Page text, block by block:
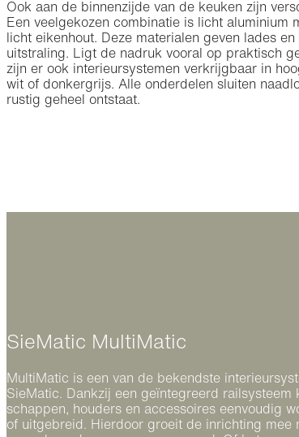
Ook aan de binnenzijde van de keuken zijn
Een veelgekozen combinatie is licht aluminium
licht eikenhout. Deze materialen geven lades
uitstraling. Ligt de nadruk vooral op praktisch
zijn er ook interieursystemen verkrijgbaar in
wit of donkergrijs. Alle onderdelen sluiten
rustig geheel ontstaat.
SieMatic MultiMatic
MultiMatic is een van de bekendste
SieMatic. Dankzij een geïntegreerd railsysteem
schappen, houders en accessoires eenvoudig
of uitgebreid. Hierdoor groeit de inrichting mee